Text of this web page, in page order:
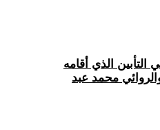
التأبين الذي أقامه
محمد عبد